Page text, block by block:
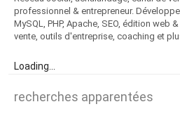
professionnel & entrepreneur.
MySQL, PHP, Apache, SEO, édition web
vente, outils d'entreprise, coaching et
Loading...
recherches apparentées